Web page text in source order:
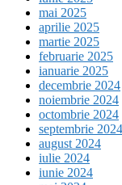
mai 2025
aprilie 2025
martie 2025
februarie 2025
ianuarie 2025
decembrie 2024
noiembrie 2024
octombrie 2024
septembrie 2024
august 2024
iulie 2024
iunie 2024